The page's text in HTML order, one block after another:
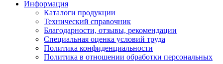
Информация
Каталоги продукции
Технический справочник
Благодарности, отзывы, рекомендации
Специальная оценка условий труда
Политика конфиденциальности
Политика в отношении обработки персональных